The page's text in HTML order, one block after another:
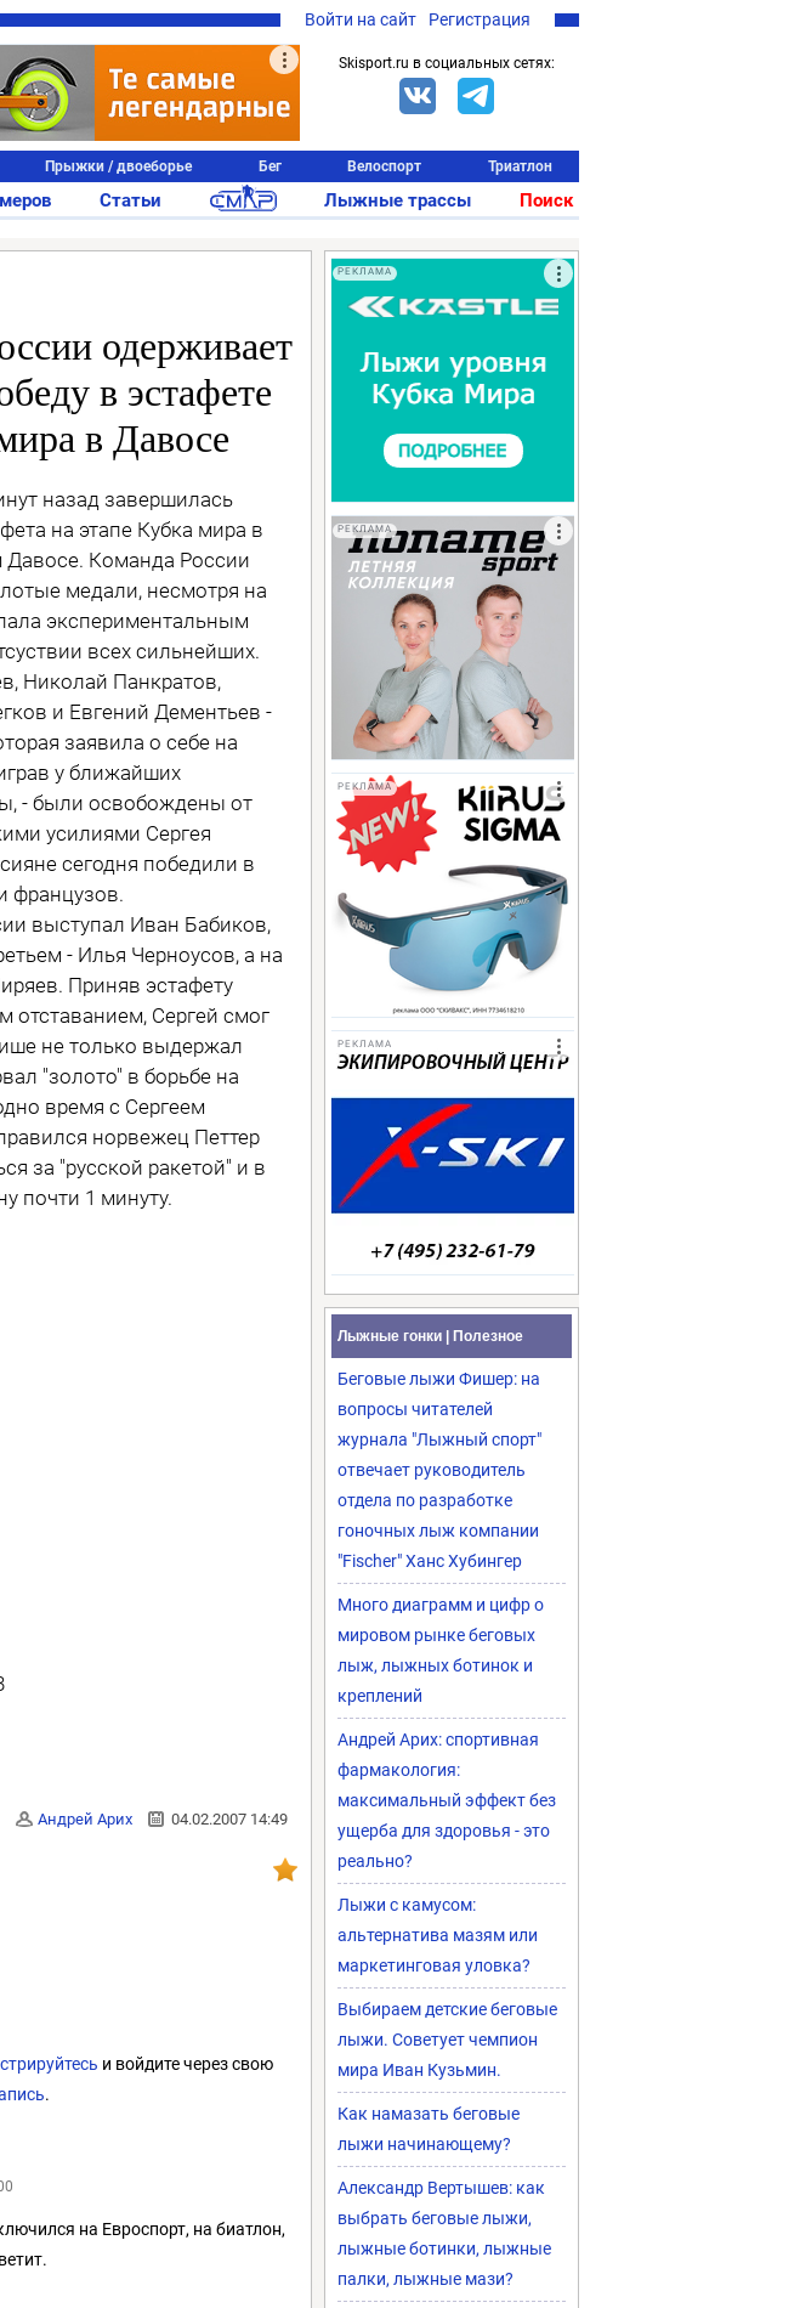
Войти на сайт Регистрация
Skisport.ru в социальных сетях:
Прыжки / двоеборье Бег Велоспорт Триатлон
Статьи Лыжные трассы Поиск
одерживает
в эстафете
в Давосе
назад завершилась
на этапе Кубка мира в
Команда России
медали, несмотря на
экспериментальным
всех сильнейших.
Николай Панкратов,
и Евгений Дементьев -
заявила о себе на
у ближайших
- были освобождены от
усилиями Сергея
сегодня победили в
французов.
выступал Иван Бабиков,
- Илья Черноусов, а на
Приняв эстафету
отставанием, Сергей смог
не только выдержал
"золото" в борьбе на
время с Сергеем
норвежец Петтер
за "русской ракетой" и в
почти 1 минуту.
Андрей Арих 04.02.2007 14:49
и войдите через свою
.
на Евроспорт, на биатлон,
РЕКЛАМА
РЕКЛАМА
РЕКЛАМА
РЕКЛАМА
Лыжные гонки | Полезное
Беговые лыжи Фишер: на
вопросы читателей
журнала "Лыжный спорт"
отвечает руководитель
отдела по разработке
гоночных лыж компании
"Fischer" Ханс Хубингер
Много диаграмм и цифр о
мировом рынке беговых
лыж, лыжных ботинок и
креплений
Андрей Арих: спортивная
фармакология:
максимальный эффект без
ущерба для здоровья - это
реально?
Лыжи с камусом:
альтернатива мазям или
маркетинговая уловка?
Выбираем детские беговые
лыжи. Советует чемпион
мира Иван Кузьмин.
Как намазать беговые
лыжи начинающему?
Александр Вертышев: как
выбрать беговые лыжи,
лыжные ботинки, лыжные
палки, лыжные мази?